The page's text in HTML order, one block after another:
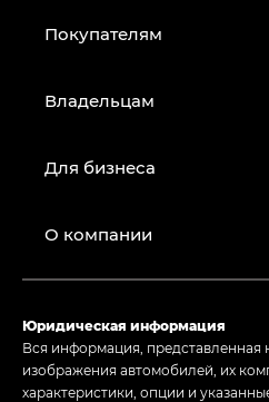
Покупателям
Владельцам
Для бизнеса
О компании
Юридическая информация
Вся информация, представленная
изображения автомобилей, их
характеристики, опции и